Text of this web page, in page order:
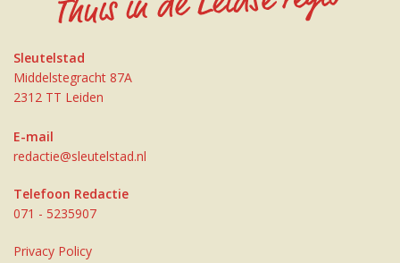
Sleutelstad
Middelstegracht 87A
2312 TT Leiden
E-mail
redactie@sleutelstad.nl
Telefoon Redactie
071 - 5235907
Privacy Policy